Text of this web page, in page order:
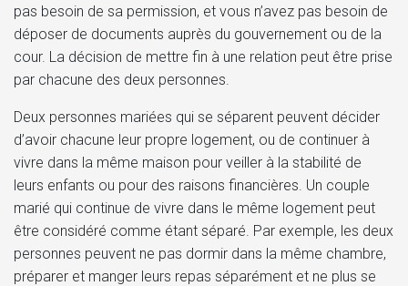
pas besoin de sa permission, et vous n’avez pas besoin de
déposer de documents auprès du gouvernement ou de la
cour. La décision de mettre fin à une relation peut être prise
par chacune des deux personnes.
Deux personnes mariées qui se séparent peuvent décider
d’avoir chacune leur propre logement, ou de continuer à
vivre dans la même maison pour veiller à la stabilité de
leurs enfants ou pour des raisons financières. Un couple
marié qui continue de vivre dans le même logement peut
être considéré comme étant séparé. Par exemple, les deux
personnes peuvent ne pas dormir dans la même chambre,
préparer et manger leurs repas séparément et ne plus se